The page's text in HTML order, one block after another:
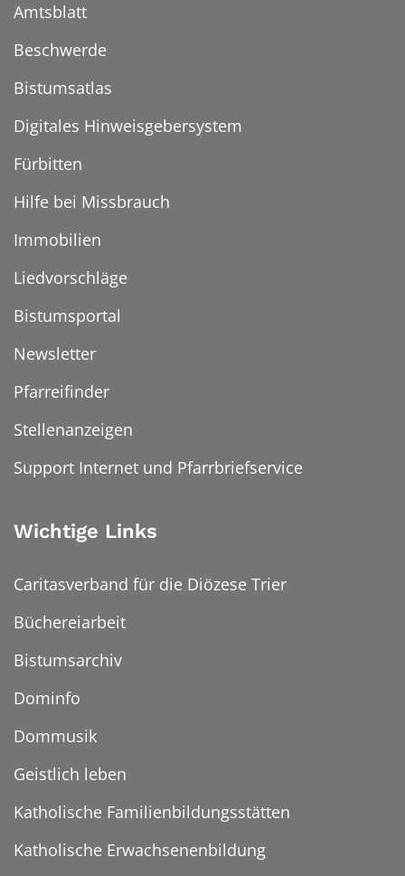
Amtsblatt
Beschwerde
Bistumsatlas
Digitales Hinweisgebersystem
Fürbitten
Hilfe bei Missbrauch
Immobilien
Liedvorschläge
Bistumsportal
Newsletter
Pfarreifinder
Stellenanzeigen
Support Internet und Pfarrbriefservice
Wichtige Links
Caritasverband für die Diözese Trier
Büchereiarbeit
Bistumsarchiv
Dominfo
Dommusik
Geistlich leben
Katholische Familienbildungsstätten
Katholische Erwachsenenbildung